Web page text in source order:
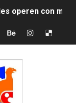
operen con
viajaba junto
la diáspora
su padre Jorge